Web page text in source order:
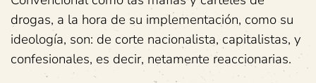
drogas, a la hora de su implementación, como su
ideología, son: de corte nacionalista, capitalistas, y
confesionales, es decir, netamente reaccionarias.